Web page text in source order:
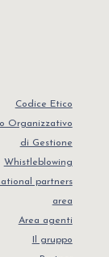
Codice Etico
Organizzativo
di Gestione
Whistleblowing
partners
area
Area agenti
Il gruppo